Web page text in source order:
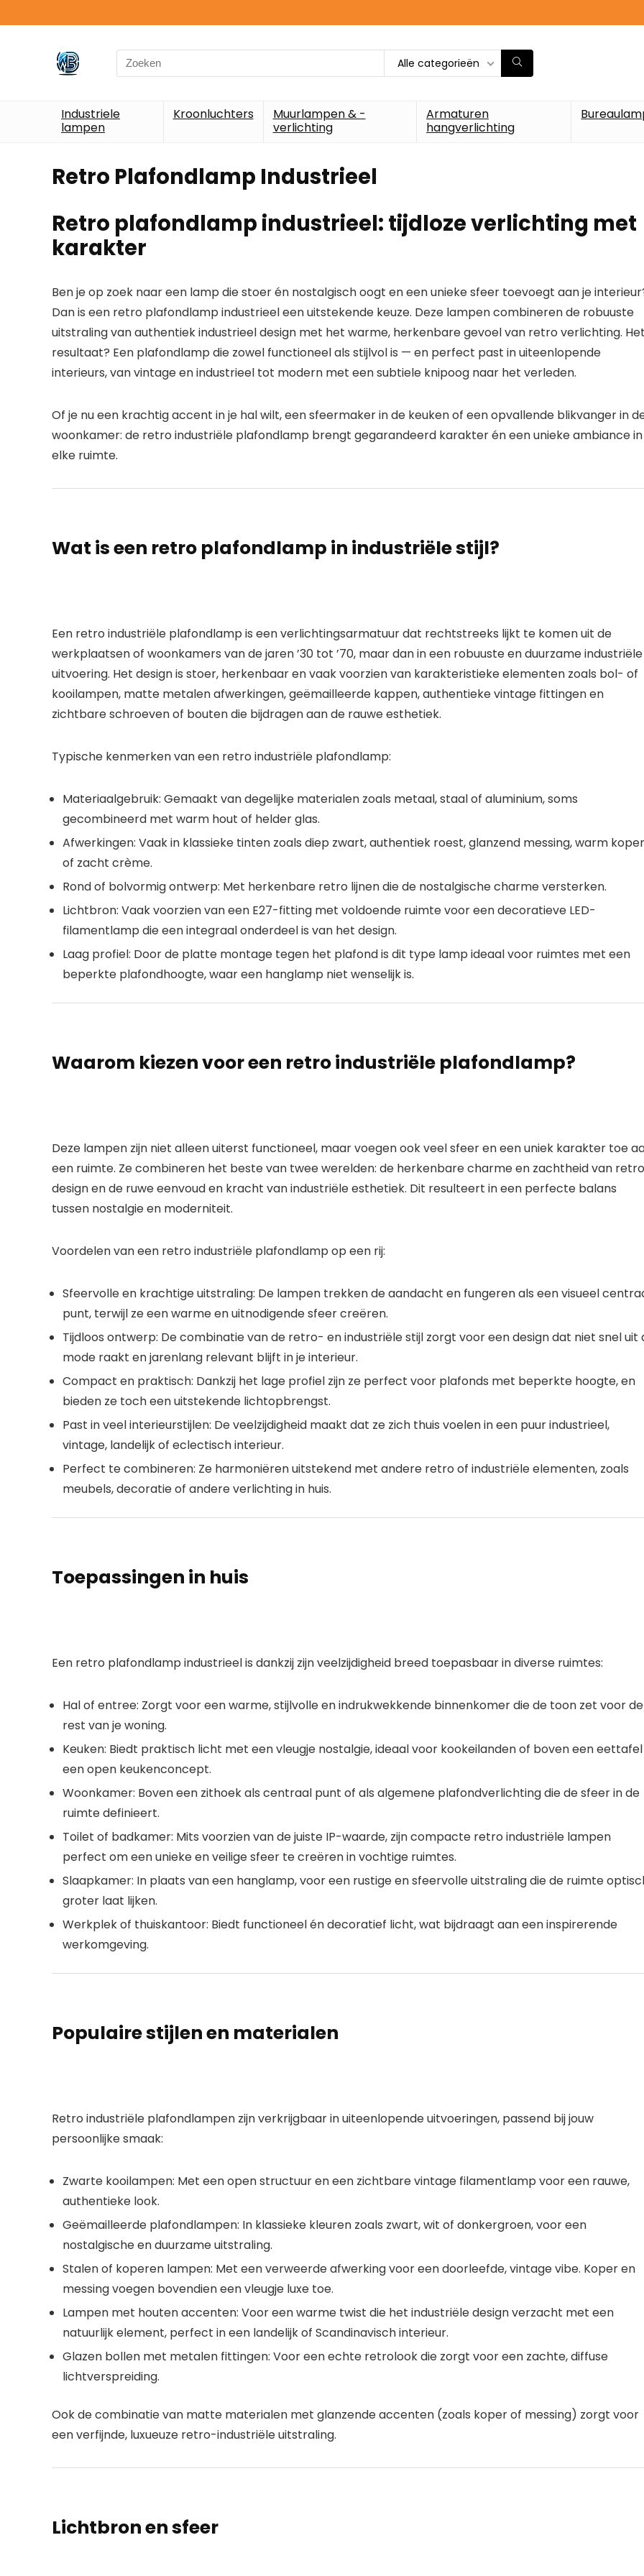
Search
for:
Alle categorieën
Industriele
lampen
Kroonluchters
Muurlampen & -
verlichting
Armaturen
hangverlichting
Retro Plafondlamp Industrieel
Retro plafondlamp industrieel: tijdloze verlichting met
karakter
Ben je op zoek naar een lamp die stoer én nostalgisch oogt en een unieke sfeer toevoegt aan je
Dan is een retro plafondlamp industrieeleen uitstekende keuze. Deze lampen combineren de robuuste
uitstraling van authentiekindustrieel design met het warme, herkenbare gevoel van retro verlichting.
resultaat? Een plafondlamp die zowel functioneel als stijlvol is — en perfect past in uiteenlopende
interieurs, van vintage en industrieel tot modern met een subtiele knipoog naar het verleden.
Of je nu een krachtig accent in je hal wilt, een sfeermaker in de keuken of een opvallende blikvangerin
woonkamer: de retro industriële plafondlamp brengt gegarandeerd karakter én een unieke ambiance in
elke ruimte.
Wat is een retro plafondlamp in industriële stijl?
Een retro industriële plafondlamp is eenverlichtingsarmatuurdat rechtstreeks lijkt te komen uit de
werkplaatsen of woonkamers van de jaren ’30 tot ’70, maar dan in een robuuste en duurzame industriële
uitvoering. Het design is stoer, herkenbaar en vaak voorzien van karakteristieke elementen zoals bol- of
kooilampen, matte metalen afwerkingen, geëmailleerde kappen, authentieke vintage fittingen en
zichtbare schroeven of bouten die bijdragen aan de rauwe esthetiek.
Typische kenmerkenvan een retro industriële plafondlamp:
Materiaalgebruik: Gemaakt van degelijke materialen zoals metaal,staalof aluminium, soms
gecombineerd met warm hout of helderglas.
Afwerkingen: Vaak in klassieke tinten zoals diep zwart, authentiek roest, glanzend messing, warm koper
of zacht crème.
Rond of bolvormig ontwerp: Met herkenbare retro lijnen die de nostalgische charme versterken.
Lichtbron: Vaak voorzien van een E27-fitting met voldoende ruimte voor een decoratieve LED-
filamentlamp die een integraal onderdeel is van het design.
Laag profiel: Door de platte montage tegen het plafond is dit type lamp ideaal voor ruimtes met een
beperkte plafondhoogte, waar een hanglamp niet wenselijk is.
Waarom kiezen voor een retro industriële plafondlamp?
Deze lampen zijn niet alleen uiterst functioneel, maar voegen ook veel sfeer en een uniek karakter toe
een ruimte. Ze combineren het beste van twee werelden: de herkenbare charme en zachtheid van retro
designen de ruwe eenvoud en kracht vanindustriële esthetiek. Dit resulteert in een perfecte balans
tussen nostalgie en moderniteit.
Voordelen van een retro industriële plafondlamp op een rij:
Sfeervolle en krachtige uitstraling: De lampen trekken de aandacht en fungeren als een visueel
punt, terwijl ze een warme en uitnodigende sfeer creëren.
Tijdloos ontwerp: De combinatie van de retro- en industriële stijl zorgt voor een design dat niet snel uit
mode raakt en jarenlang relevant blijft in je interieur.
Compact en praktisch: Dankzij het lage profiel zijn ze perfect voor plafonds met beperkte hoogte, en
bieden ze toch een uitstekende lichtopbrengst.
Past in veel interieurstijlen: De veelzijdigheid maakt dat ze zich thuis voelen in een puur industrieel,
vintage, landelijk of eclectisch interieur.
Perfect te combineren: Ze harmoniëren uitstekend met andere retro of industriële elementen, zoals
meubels, decoratie of andere verlichting in huis.
Toepassingen in huis
Een retro plafondlamp industrieelis dankzij zijn veelzijdigheid breed toepasbaar in diverse ruimtes:
Hal of entree: Zorgt voor een warme, stijlvolle en indrukwekkende binnenkomer die de toon zet voor de
rest van je woning.
Keuken: Biedt praktisch licht met een vleugje nostalgie, ideaal voor kookeilanden of boven een
een open keukenconcept.
Woonkamer: Boven een zithoek als centraal punt of als algemene plafondverlichtingdie de sfeer in de
ruimte definieert.
Toilet of badkamer: Mits voorzien van de juiste IP-waarde, zijn compacte retro industriële lampen
perfect om een unieke en veilige sfeer te creëren in vochtige ruimtes.
Slaapkamer: In plaats van een hanglamp, voor een rustige en sfeervolle uitstraling die de ruimte
groter laat lijken.
Werkplek of thuiskantoor: Biedt functioneel én decoratief licht, wat bijdraagt aan een inspirerende
werkomgeving.
Populaire stijlen en materialen
Retro industriële plafondlampen zijn verkrijgbaar in uiteenlopende uitvoeringen, passend bij jouw
persoonlijke smaak:
Zwarte kooilampen: Met een open structuur en een zichtbare vintage filamentlamp voor een rauwe,
authentieke look.
Geëmailleerde plafondlampen: In klassieke kleuren zoals zwart, wit of donkergroen, voor een
nostalgische en duurzame uitstraling.
Stalen of koperen lampen: Met een verweerde afwerking voor een doorleefde, vintage vibe. Koper en
messing voegen bovendien een vleugje luxe toe.
Lampen met houten accenten: Voor een warme twist die het industriële design verzacht met een
natuurlijk element, perfect in een landelijk of Scandinavisch interieur.
Glazen bollen met metalen fittingen: Voor een echte retrolook die zorgt voor een zachte, diffuse
lichtverspreiding.
Ook de combinatie van matte materialen met glanzende accenten (zoals koper of messing) zorgt voor
een verfijnde, luxueuze retro-industriëleuitstraling.
Lichtbron en sfeer